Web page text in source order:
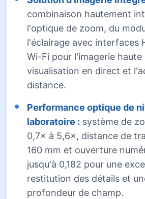
combinaison hautement
l'optique de zoom, du
l'éclairage avec interfaces
Wi-Fi pour l'imagerie haute
visualisation en direct et
distance.
Performance optique de
laboratoire : système de
0,7× à 5,6×, distance de
160 mm et ouverture
jusqu'à 0,182 pour une
restitution des détails et
profondeur de champ.